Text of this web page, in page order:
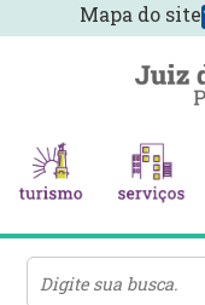
Mapa do site